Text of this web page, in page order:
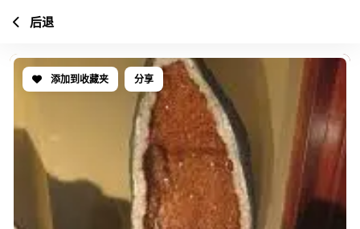
添加到收藏夹 分享
后退